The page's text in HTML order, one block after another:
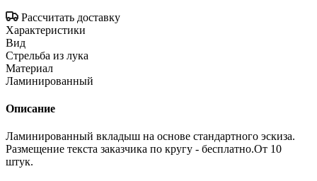
Рассчитать доставку
Характеристики
Вид
Стрельба из лука
Материал
Ламинированный
Описание
Ламинированный вкладыш на основе стандартного эскиза.
Размещение текста заказчика по кругу - бесплатно.От 10
штук.